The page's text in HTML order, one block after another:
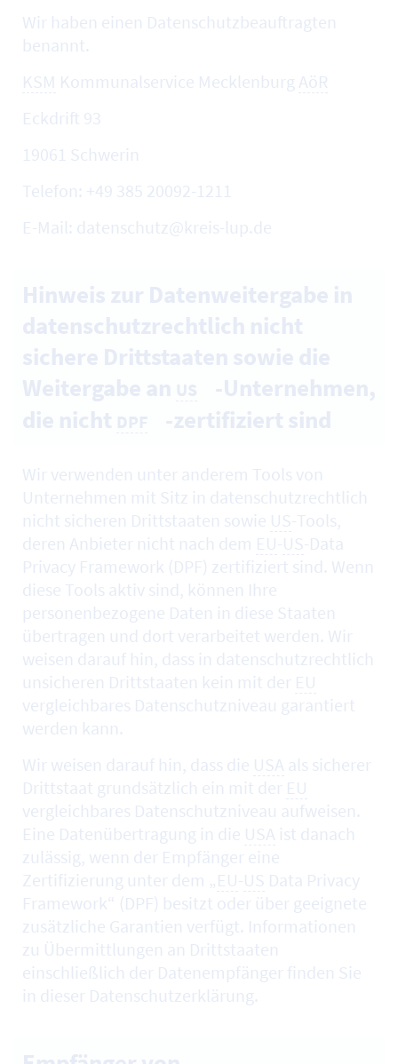
Wir haben einen Datenschutzbeauftragten
benannt.
KSM Kommunalservice Mecklenburg AöR
Eckdrift 93
19061 Schwerin
Telefon: +49 385 20092-1211
E-Mail: datenschutz@kreis-lup.de
Wir verwenden unter anderem Tools von
Unternehmen mit Sitz in datenschutzrechtlich
nicht sicheren Drittstaaten sowie US-Tools,
deren Anbieter nicht nach dem EU-US-Data
Privacy Framework (DPF) zertifiziert sind. Wenn
diese Tools aktiv sind, können Ihre
personenbezogene Daten in diese Staaten
übertragen und dort verarbeitet werden. Wir
weisen darauf hin, dass in datenschutzrechtlich
unsicheren Drittstaaten kein mit der EU
vergleichbares Datenschutzniveau garantiert
werden kann.
Wir weisen darauf hin, dass die USA als sicherer
Drittstaat grundsätzlich ein mit der EU
vergleichbares Datenschutzniveau aufweisen.
Eine Datenübertragung in die USA ist danach
zulässig, wenn der Empfänger eine
Zertifizierung unter dem „EU-US Data Privacy
Framework“ (DPF) besitzt oder über geeignete
zusätzliche Garantien verfügt. Informationen
zu Übermittlungen an Drittstaaten
einschließlich der Datenempfänger finden Sie
in dieser Datenschutzerklärung.